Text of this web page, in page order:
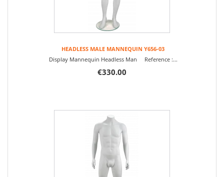
HEADLESS MALE MANNEQUIN Y656-03
Display Mannequin Headless Man Reference :...
€330.00